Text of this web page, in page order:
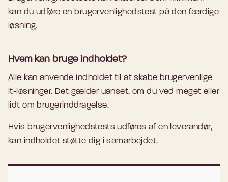
kan du udføre en brugervenlighedstest på den færdige
løsning.
Hvem kan bruge indholdet?
Alle kan anvende indholdet til at skabe brugervenlige
it-løsninger. Det gælder uanset, om du ved meget eller
lidt om brugerinddragelse.
Hvis brugervenlighedstests udføres af en leverandør,
kan indholdet støtte dig i samarbejdet.